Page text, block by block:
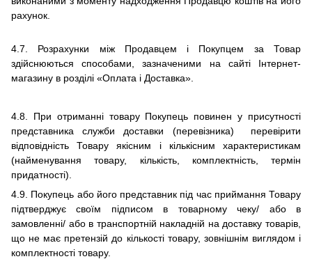
рахунок.
4.7.
Розрахунки між Продавцем і Покупцем за Товар
здійснюються способами, зазначеними на сайті
Інтернет-
магазину в розділі «Оплата і Доставка».
4.8.
При отриманні товару Покупець повинен у присутності
представника служби доставки (перевізника) перевірити
відповідність Товару якісним і кількісним характеристикам
(найменування товару, кількість, комплектність, термін
придатності).
4.9. Покупець або його представник під час приймання Товару
підтверджує своїм підписом в товарному чеку/ або в
замовленні/ або в транспортній накладній на доставку товарів,
що не має претензій до кількості товару, зовнішнім виглядом і
комплектності товару.